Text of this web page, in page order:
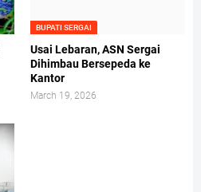
BUPATI SERGAI
Usai Lebaran, ASN Sergai
Dihimbau Bersepeda ke
Kantor
March 19, 2026